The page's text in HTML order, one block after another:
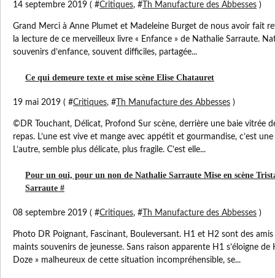
14 septembre 2019 ( #Critiques, # Th Manufacture des Abbesses )
Grand Merci à Anne Plumet et Madeleine Burget de nous avoir fait
la lecture de ce merveilleux livre « Enfance » de Nathalie Sarraute.
souvenirs d’enfance, souvent difficiles, partagée...
Ce qui demeure texte et mise scène Elise Chatauret
19 mai 2019 ( #Critiques, # Th Manufacture des Abbesses )
©DR Touchant, Délicat, Profond Sur scène, derrière une baie vitrée
repas. L’une est vive et mange avec appétit et gourmandise, c’est
L’autre, semble plus délicate, plus fragile. C’est elle...
Pour un oui, pour un non de Nathalie Sarraute Mise en scène
Sarraute #
08 septembre 2019 ( #Critiques, # Th Manufacture des Abbesses )
Photo DR Poignant, Fascinant, Bouleversant. H1 et H2 sont des
maints souvenirs de jeunesse. Sans raison apparente H1 s’éloigne
Doze » malheureux de cette situation incompréhensible, se...